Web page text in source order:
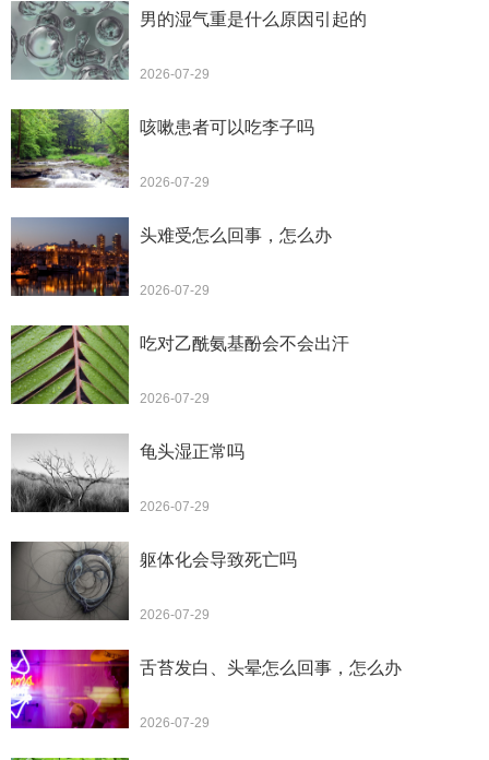
男的湿气重是什么原因引起的
2026-07-29
咳嗽患者可以吃李子吗
2026-07-29
头难受怎么回事，怎么办
2026-07-29
吃对乙酰氨基酚会不会出汗
2026-07-29
龟头湿正常吗
2026-07-29
躯体化会导致死亡吗
2026-07-29
舌苔发白、头晕怎么回事，怎么办
2026-07-29